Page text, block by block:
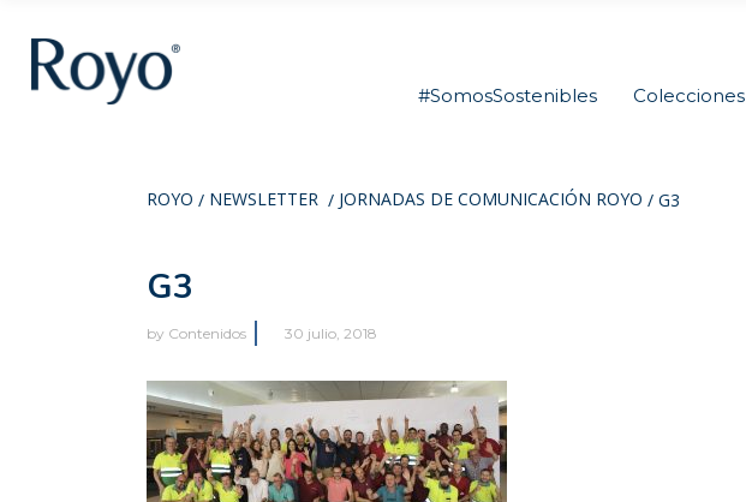
#SomosSostenibles Colecciones
ROYO / NEWSLETTER / JORNADAS DE COMUNICACIÓN ROYO / G3
G3
by Contenidos 30 julio, 2018